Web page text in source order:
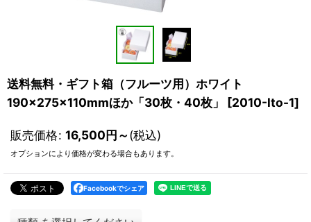
送料無料・ギフト箱（フルーツ用）ホワイト
190×275×110mmほか「30枚・40枚」
[2010-lto-1]
販売価格: 16,500円～(税込)
オプションにより価格が変わる場合もあります。
Facebookでシェア